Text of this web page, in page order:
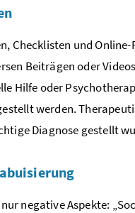
Checklisten und
Beiträgen oder
Hilfe oder
werden.
Diagnose gestellt
negative Aspekte: